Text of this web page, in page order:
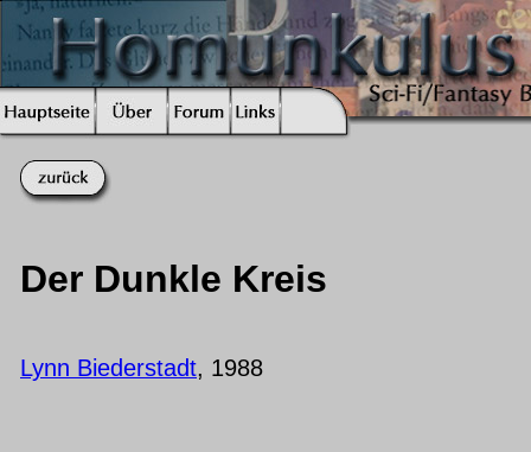
Der Dunkle Kreis
Lynn Biederstadt, 1988